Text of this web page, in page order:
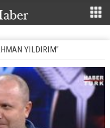
YILDIRIM"